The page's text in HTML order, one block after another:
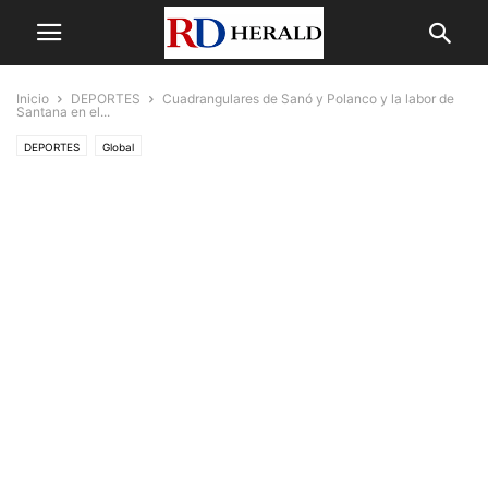
Inicio DEPORTES
Cuadrangulares de Sanó y Polanco y la labor de
Santana en el...
DEPORTES Global